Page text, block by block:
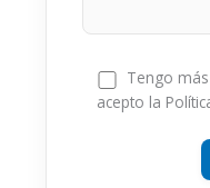
Tengo
acepto la